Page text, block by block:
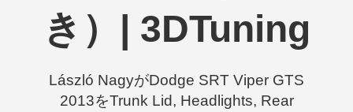
き）| 3DTuning
László NagyがDodge SRT Viper GTS
2013をTrunk Lid, Headlights, Rear